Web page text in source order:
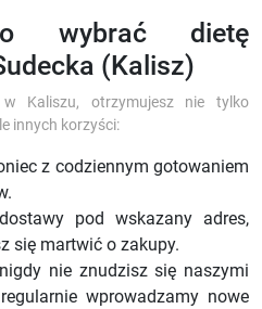
wybrać dietę
(Kalisz)
w Kaliszu, otrzymujesz nie tylko
innych korzyści:
z codziennym gotowaniem
pod wskazany adres,
się martwić o zakupy.
nie znudzisz się naszymi
wprowadzamy nowe